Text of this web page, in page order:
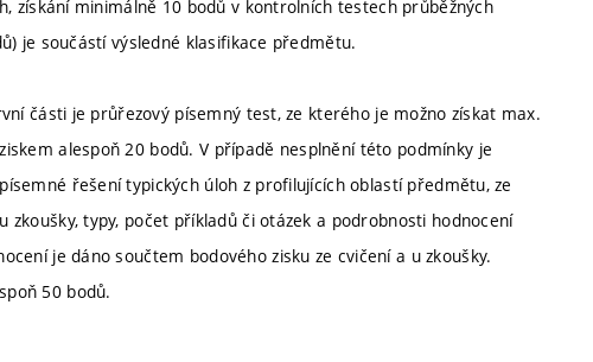
získání minimálně 10 bodů v kontrolních testech průběžných
je součástí výsledné klasifikace předmětu.
části je průřezový písemný test, ze kterého je možno získat max.
alespoň 20 bodů. V případě nesplnění této podmínky je
řešení typických úloh z profilujících oblastí předmětu, ze
typy, počet příkladů či otázek a podrobnosti hodnocení
je dáno součtem bodového zisku ze cvičení a u zkoušky.
50 bodů.